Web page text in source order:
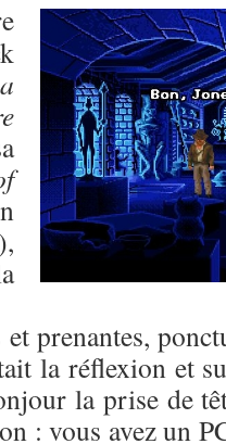
prenantes,
la réflexion et
la prise de
: vous avez un